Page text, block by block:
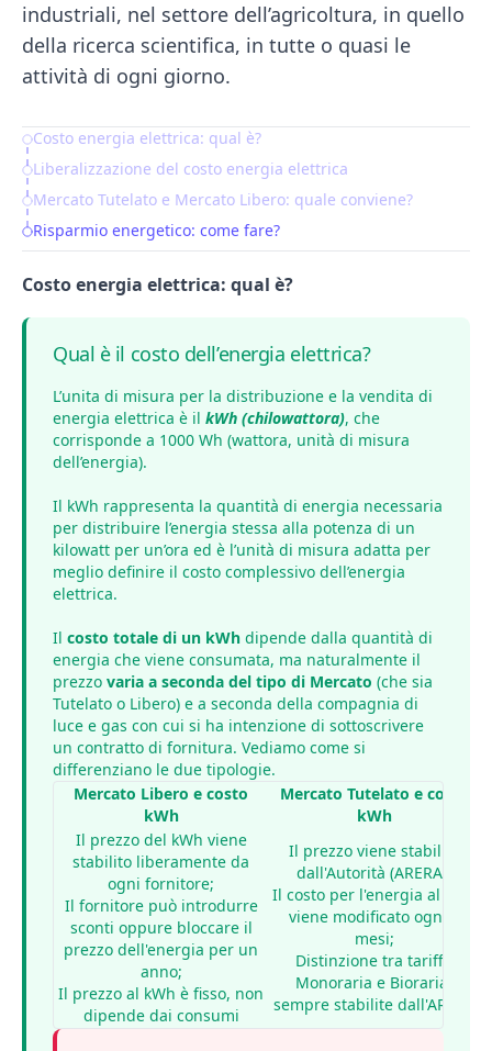
industriali, nel settore dell’agricoltura, in quello
della ricerca scientifica, in tutte o quasi le
attività di ogni giorno.
Table of Contents
Costo energia elettrica: qual è?
Liberalizzazione del costo energia elettrica
Mercato Tutelato e Mercato Libero: quale conviene?
Risparmio energetico: come fare?
Costo energia elettrica: qual è?
Qual è il costo dell’energia elettrica?
L’unita di misura per la distribuzione e la vendita di
energia elettrica è il kWh (chilowattora), che
corrisponde a 1000 Wh (wattora, unità di misura
dell’energia).
Il kWh rappresenta la quantità di energia necessaria
per distribuire l’energia stessa alla potenza di un
kilowatt per un’ora ed è l’unità di misura adatta per
meglio definire il costo complessivo dell’energia
elettrica.
Il costo totale di un kWh dipende dalla quantità di
energia che viene consumata, ma naturalmente il
prezzo varia a seconda del tipo di Mercato (che sia
Tutelato o Libero) e a seconda della compagnia di
luce e gas con cui si ha intenzione di sottoscrivere
un contratto di fornitura. Vediamo come si
differenziano le due tipologie.
Mercato Libero e costo
kWh
Mercato Tutelato e costo
kWh
Il prezzo del kWh viene
stabilito liberamente da
ogni fornitore;
Il fornitore può introdurre
sconti oppure bloccare il
prezzo dell'energia per un
anno;
Il prezzo al kWh è fisso, non
dipende dai consumi
Il prezzo viene stabilito
dall'Autorità (ARERA);
Il costo per l'energia al kWh
viene modificato ogni 3
mesi;
Distinzione tra tariffa
Monoraria e Bioraria,
sempre stabilite dall'ARERA